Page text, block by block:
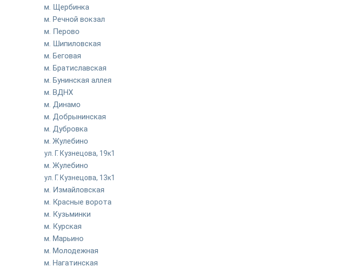
м. Щербинка
м. Речной вокзал
м. Перово
м. Шипиловская
м. Беговая
м. Братиславская
м. Бунинская аллея
м. ВДНХ
м. Динамо
м. Добрынинская
м. Дубровка
м. Жулебино
ул. Г. Кузнецова, 19к1
м. Жулебино
ул. Г. Кузнецова, 13к1
м. Измайловская
м. Красные ворота
м. Кузьминки
м. Курская
м. Марьино
м. Молодежная
м. Нагатинская